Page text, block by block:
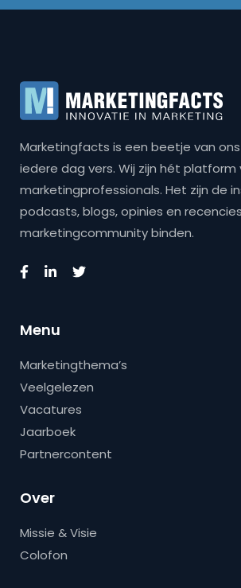
Marketingfacts is een beetje van
iedere dag vers. Wij zijn hét platform
marketingprofessionals. Het zijn de
podcasts, blogs, opinies en
marketingcommunity binden.
Menu
Marketingthema’s
Veelgelezen
Vacatures
Jaarboek
Partnercontent
Over
Missie & Visie
Colofon